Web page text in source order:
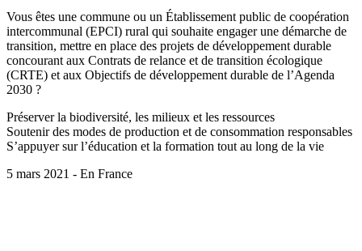
Vous êtes une commune ou un Établissement public de coopération
intercommunal (EPCI) rural qui souhaite engager une démarche de
transition, mettre en place des projets de développement durable
concourant aux Contrats de relance et de transition écologique
(CRTE) et aux Objectifs de développement durable de l’Agenda
2030 ?
Préserver la biodiversité, les milieux et les ressources
Soutenir des modes de production et de consommation responsables
S’appuyer sur l’éducation et la formation tout au long de la vie
5 mars 2021 - En France